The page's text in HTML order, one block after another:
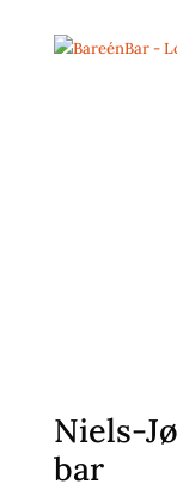
Niels-
bar